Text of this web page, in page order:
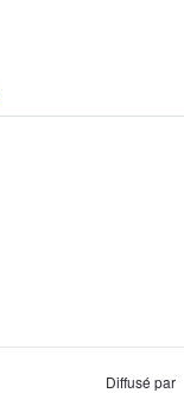
Diffusé par